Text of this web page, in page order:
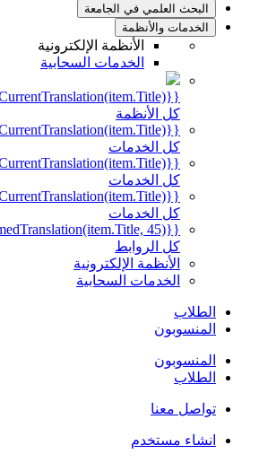
البحث العلمي في الجامعة
الخدمات والأنظمة
الأنظمة الإلكترونية
الخدمات السحابية
{{mmc.getCurrentTranslation(item.Title)}}
كل الأنظمة
{{mmc.getCurrentTranslation(item.Title)}}
كل الخدمات
{{mmc.getCurrentTranslation(item.Title)}}
كل الخدمات
{{mmc.getCurrentTranslation(item.Title)}}
كل الخدمات
{{mmc.getTrimmedTranslation(item.Title, 45)}}
كل الروابط
الأنظمة الإلكترونية
الخدمات السحابية
الطلاب
المنسوبون
المنسوبون
الطلاب
تواصل معنا
انشاء مستخدم